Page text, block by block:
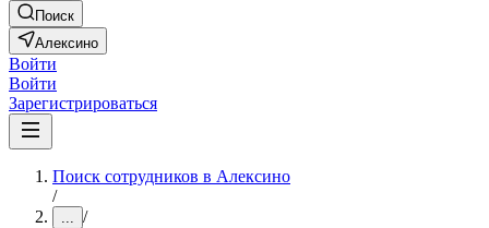
Поиск
Алексино
Войти
Войти
Зарегистрироваться
Поиск сотрудников в Алексино
/
... /